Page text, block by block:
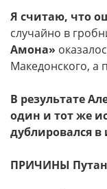
Я считаю, что
случайно в
Амона»
Македонского, а
В результате
один и тот же
дублировался в
ПРИЧИНЫ